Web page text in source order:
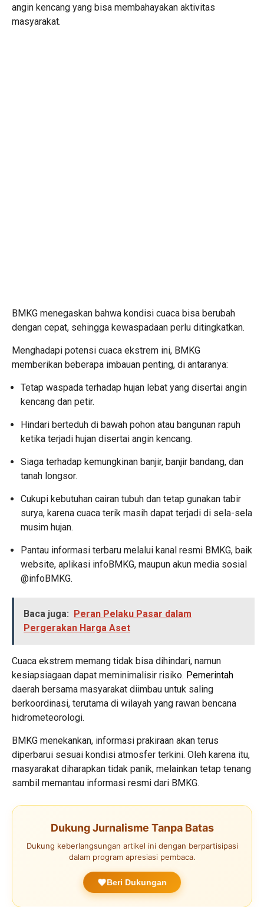
angin kencang yang bisa membahayakan aktivitas
masyarakat.
BMKG menegaskan bahwa kondisi cuaca bisa berubah
dengan cepat, sehingga kewaspadaan perlu ditingkatkan.
Menghadapi potensi cuaca ekstrem ini, BMKG
memberikan beberapa imbauan penting, di antaranya:
Tetap waspada terhadap hujan lebat yang disertai angin
kencang dan petir.
Hindari berteduh di bawah pohon atau bangunan rapuh
ketika terjadi hujan disertai angin kencang.
Siaga terhadap kemungkinan banjir, banjir bandang, dan
tanah longsor.
Cukupi kebutuhan cairan tubuh dan tetap gunakan tabir
surya, karena cuaca terik masih dapat terjadi di sela-sela
musim hujan.
Pantau informasi terbaru melalui kanal resmi BMKG, baik
website, aplikasi infoBMKG, maupun akun media sosial
@infoBMKG.
Baca juga: Peran Pelaku Pasar dalam
Pergerakan Harga Aset
Cuaca ekstrem memang tidak bisa dihindari, namun
kesiapsiagaan dapat meminimalisir risiko. Pemerintah
daerah bersama masyarakat diimbau untuk saling
berkoordinasi, terutama di wilayah yang rawan bencana
hidrometeorologi.
BMKG menekankan, informasi prakiraan akan terus
diperbarui sesuai kondisi atmosfer terkini. Oleh karena itu,
masyarakat diharapkan tidak panik, melainkan tetap tenang
sambil memantau informasi resmi dari BMKG.
Dukung Jurnalisme Tanpa Batas
Dukung keberlangsungan artikel ini dengan berpartisipasi
dalam program apresiasi pembaca.
Beri Dukungan